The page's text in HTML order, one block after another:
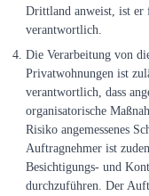
Drittland anweist, ist
verantwortlich.
Die Verarbeitung von
Privatwohnungen ist
verantwortlich, dass
organisatorische
Risiko angemessenes
Auftragnehmer ist
Besichtigungs- und
durchzuführen. Der